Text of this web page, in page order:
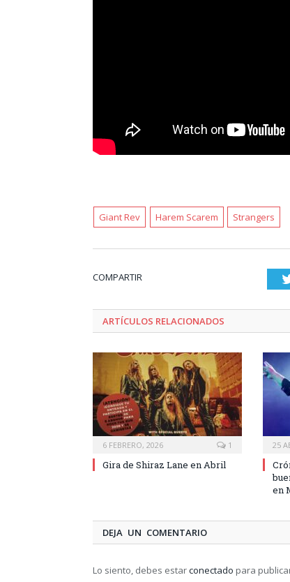
Giant Rev Harem Scarem Strangers
COMPARTIR
ARTÍCULOS RELACIONADOS
6 FEBRERO, 2026 1
Gira de Shiraz Lane en Abril
25
en
DEJA UN COMENTARIO
Lo siento, debes estarconectado para